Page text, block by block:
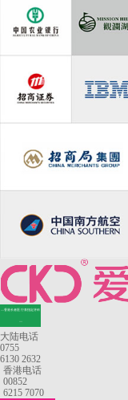
—香港长者医疗券指定牙科
大陆电话
0755
6130 2632
香港电话
00852
6215 7070